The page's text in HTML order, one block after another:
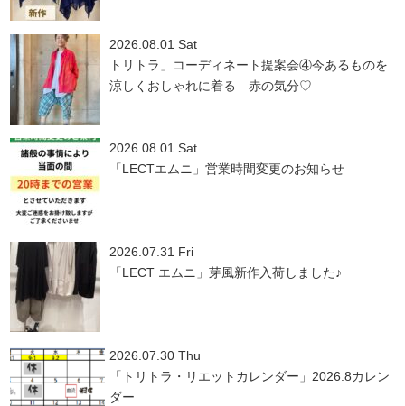
2026.08.01 Sat
トリトラ」コーディネート提案会④今あるものを
涼しくおしゃれに着る 赤の気分♡
2026.08.01 Sat
「LECTエムニ」営業時間変更のお知らせ
2026.07.31 Fri
「LECT エムニ」芽風新作入荷しました♪
2026.07.30 Thu
「トリトラ・リエットカレンダー」2026.8カレン
ダー